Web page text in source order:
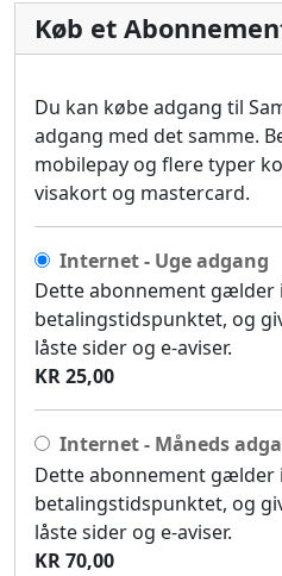
Køb et
Du kan købe adgang til
adgang med det samme.
mobilepay og flere typer
visakort og mastercard.
Internet - Uge adgang
Dette abonnement gælder
betalingstidspunktet, og
låste sider og e-aviser.
KR 25,00
Internet - Måneds
Dette abonnement gælder
betalingstidspunktet, og
låste sider og e-aviser.
KR 70,00